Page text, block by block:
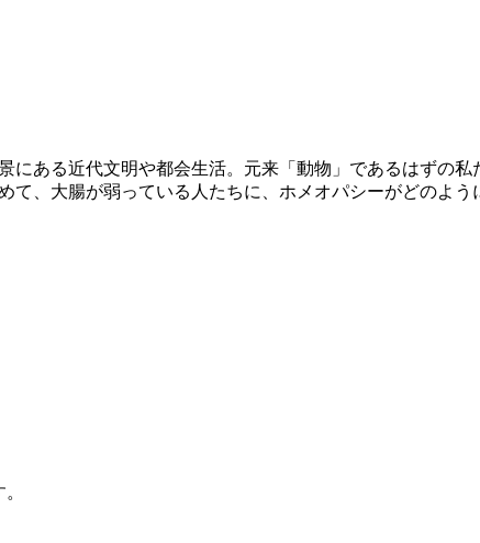
ある近代文明や都会生活。元来「動物」であるはずの
て、大腸が弱っている人たちに、ホメオパシーがどのよ